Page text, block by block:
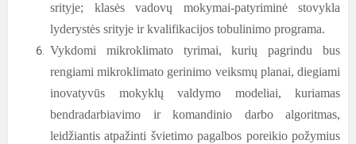
srityje; klasės vadovų mokymai-patyriminė stovykla
lyderystės srityje ir kvalifikacijos tobulinimo programa.
Vykdomi mikroklimato tyrimai, kurių pagrindu bus
rengiami mikroklimato gerinimo veiksmų planai, diegiami
inovatyvūs mokyklų valdymo modeliai, kuriamas
bendradarbiavimo ir komandinio darbo algoritmas,
leidžiantis atpažinti švietimo pagalbos poreikio požymius